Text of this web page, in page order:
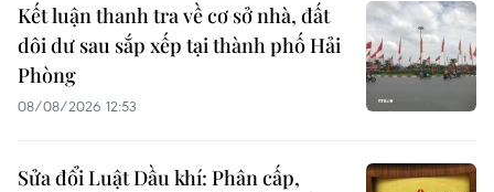
Kết luận thanh tra về cơ sở nhà, đất
dôi dư sau sắp xếp tại thành phố Hải
Phòng
08/08/2026 12:53
Sửa đổi Luật Dầu khí: Phân cấp,